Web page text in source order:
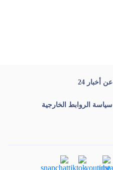
عن أخبار 24
سياسة الروابط الخارجية